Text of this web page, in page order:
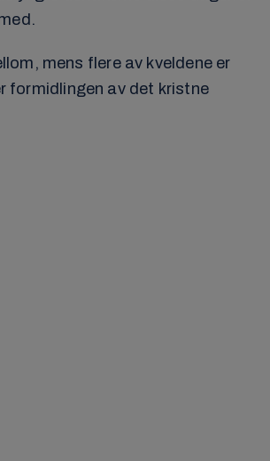
mens flere av kveldene er
formidlingen av det kristne